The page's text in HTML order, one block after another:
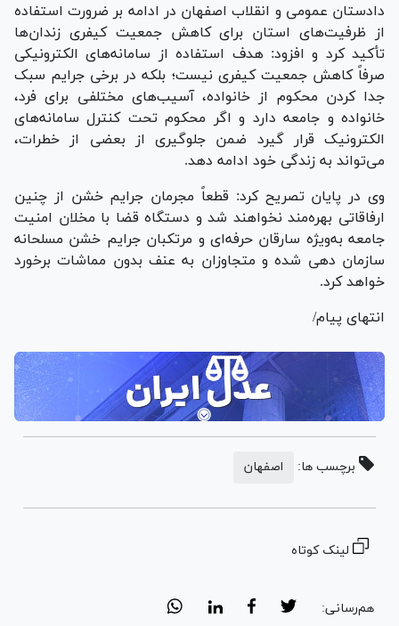
دادستان عمومی و انقلاب اصفهان در ادامه بر ضرورت استفاده
از ظرفیت‌های استان برای کاهش جمعیت کیفری زندان‌ها
تأکید کرد و افزود: هدف استفاده از سامانه‌های الکترونیکی
صرفاً کاهش جمعیت کیفری نیست؛ بلکه در برخی جرایم سبک
جدا کردن محکوم از خانواده، آسیب‌های مختلفی برای فرد،
خانواده و جامعه دارد و اگر محکوم تحت کنترل سامانه‌های
الکترونیک قرار گیرد ضمن جلوگیری از بعضی از خطرات،
می‌تواند به زندگی خود ادامه دهد.
وی در پایان تصریح کرد: قطعاً مجرمان جرایم خشن از چنین
ارفاقاتی بهره‌مند نخواهند شد و دستگاه قضا با مخلان امنیت
جامعه به‌ویژه سارقان حرفه‌ای و مرتکبان جرایم خشن مسلحانه
سازمان دهی شده و متجاوزان به عنف بدون مماشات برخورد
خواهد کرد.
انتهای پیام/
برچسب ها: اصفهان
لینک کوتاه
هم‌رسانی: